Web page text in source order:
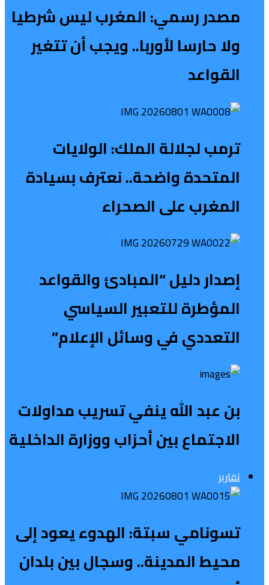
مصدر رسمي: المغرب ليس شرطيا
ولا حارسا لأوربا.. ويجب أن تتغير
القواعد
ترمب لجلالة الملك: الولايات
المتحدة واضحة.. نعترف بسيادة
المغرب على الصحراء
إصدار دليل “المبادئ والقواعد
المؤطرة للتعبير السياسي
التعددي في وسائل الإعلام”
بن عبد الله ينفي تسريب مداولات
الاجتماع بين أحزاب ووزارة الداخلية
تقارير
تسونامي سبتة: الهدوء يعود إلى
محيط المدينة.. وسجال بين بلدان